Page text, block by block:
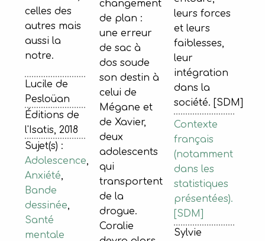
celles des
autres mais
aussi la
notre.
Lucile de
Pesloüan
Éditions de
l'Isatis, 2018
Sujet(s) :
Adolescence,
Anxiété,
Bande
dessinée,
Santé
mentale
leurs forces
et leurs
faiblesses,
leur
intégration
dans la
société. [SDM]
Contexte
français
(notamment
dans les
statistiques
présentées).
[SDM]
Sylvie
changement
de plan :
une erreur
de sac à
dos soude
son destin à
celui de
Mégane et
de Xavier,
deux
adolescents
qui
transportent
de la
drogue.
Coralie